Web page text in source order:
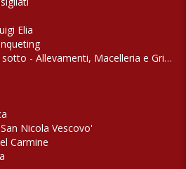
Elia
- Allevamenti, Macelleria e Griglieria
Nicola Vescovo'
Carmine